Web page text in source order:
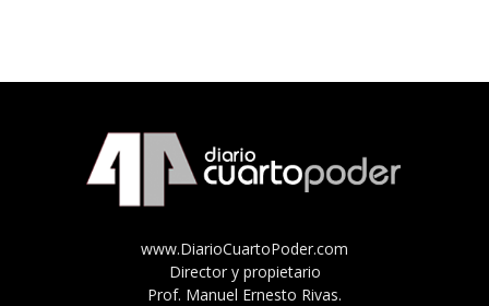
www.DiarioCuartoPoder.com
Director y propietario
Prof. Manuel Ernesto Rivas.